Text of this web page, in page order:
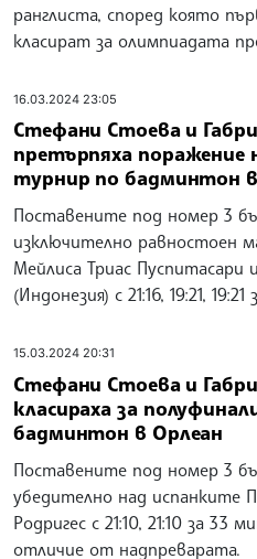
ранглиста, според която
класират за олимпиадата
16.03.2024 23:05
Стефани Стоева и
претърпяха поражение
турнир по бадминтон
Поставените под номер 3
изключително равностоен
Мейлиса Триас Пуспитасари
(Индонезия) с 21:16, 19:21,
15.03.2024 20:31
Стефани Стоева и
класираха за
бадминтон в Орлеан
Поставените под номер 3
убедително над испанките
Родригес с 21:10, 21:10 за 33
отличие от надпреварата.